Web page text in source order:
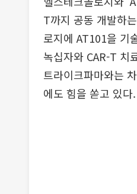
T까지 공동 개발하
로지에 AT101을 기
녹십자와 CAR-T 치
트라이크파마와는
에도 힘을 쏟고 있다.